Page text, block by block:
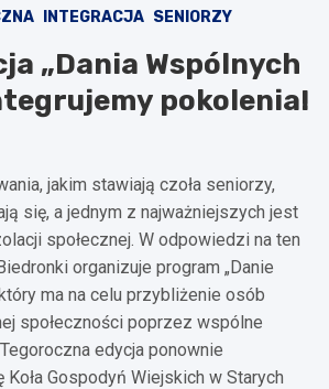
INTEGRACJA SENIORZY
„Dania Wspólnych
pokolenia!
jakim stawiają czoła seniorzy,
się, a jednym z najważniejszych jest
społecznej. W odpowiedzi na ten
organizuje program „Danie
ma na celu przybliżenie osób
społeczności poprzez wspólne
edycja ponownie
Koła Gospodyń Wiejskich w Starych